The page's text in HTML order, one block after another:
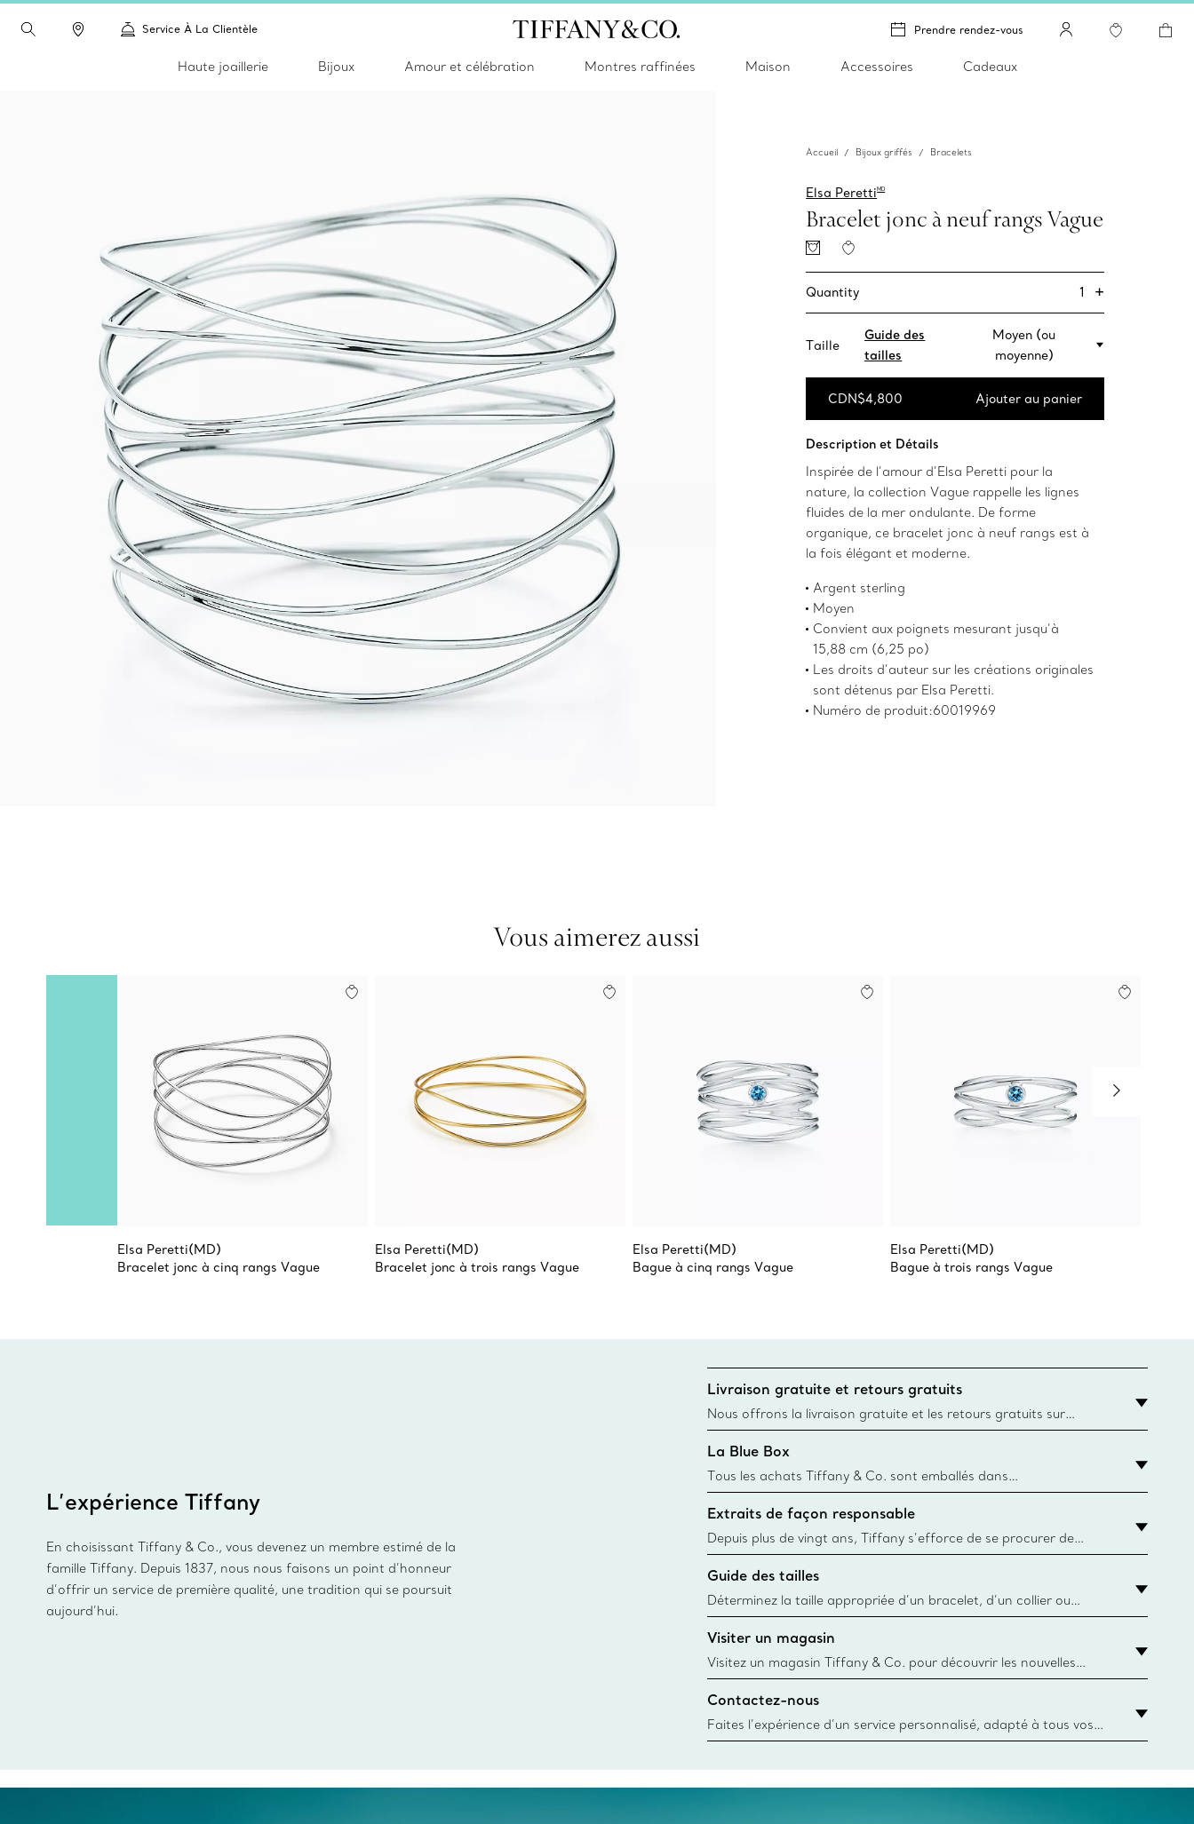
Service À La Clientèle Prendre rendez-vous
Haute joaillerie Bijoux Amour et célébration Montres raffinées Maison Accessoires Cadeaux
Accueil Bijoux griffés Bracelets
Elsa PerettiMD
Bracelet jonc à neuf rangs Vague
Quantity 1 +
Taille
Guide des
tailles
Moyen (ou
moyenne)
CDN$4,800 Ajouter au panier
Description et Détails
Inspirée de l’amour d’Elsa Peretti pour la
nature, la collection Vague rappelle les lignes
fluides de la mer ondulante. De forme
organique, ce bracelet jonc à neuf rangs est à
la fois élégant et moderne.
Argent sterling
Moyen
Convient aux poignets mesurant jusqu’à
15,88 cm (6,25 po)
Les droits d’auteur sur les créations originales
sont détenus par Elsa Peretti.
Numéro de produit:60019969
Vous aimerez aussi
Elsa Peretti(MD)
Bracelet jonc à cinq rangs Vague
Elsa Peretti(MD)
Bracelet jonc à trois rangs Vague
Elsa Peretti(MD)
Bague à cinq rangs Vague
Elsa Peretti(MD)
Bague à trois rangs Vague
L’expérience Tiffany
En choisissant Tiffany & Co., vous devenez un membre estimé de la
famille Tiffany. Depuis 1837, nous nous faisons un point d’honneur
d’offrir un service de première qualité, une tradition qui se poursuit
aujourd’hui.
Livraison gratuite et retours gratuits
Nous offrons la livraison gratuite et les retours gratuits sur
toutes les commandes Tiffany & Co. passées sur le site Web
canadien et dont la destination est l’adresse d’un particulier.
La Blue Box
Tous les achats Tiffany & Co. sont emballés dans
une Tiffany Blue Box. Bien que l'histoire de cet emballage célèbre
remonte à 1886, toutes les Blue Box et sacs sont aujourd'hui
fabriqués à partir de papier provenant de sources durables et de
matières
Extraits de façon responsable
Depuis plus de vingt ans, Tiffany s’efforce de se procurer de
façon responsable les matériaux précieux utilisés dans la
fabrication de ses bijoux. En apprendre davantage
Guide des tailles
Déterminez la taille appropriée d’un bracelet, d’un collier ou
d’une bague grâce au guide des tailles de Tiffany & Co.
Visiter un magasin
Visitez un magasin Tiffany & Co. pour découvrir les nouvelles
créations, les collections emblématiques et bien plus encore.
Trouver le magasin le plus près
Contactez-nous
Faites l’expérience d’un service personnalisé, adapté à tous vos
besoins par les conseillers à la clientèle Tiffany & Co. Que ce soit
fixer un rendez-vous virtuel ou en magasin, nous so